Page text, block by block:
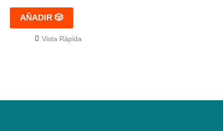
AÑADIR 🎲
Vista Rápida